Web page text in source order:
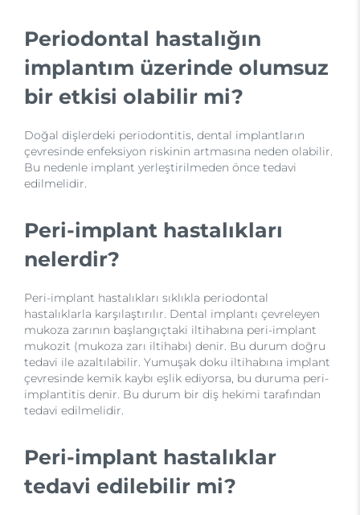
Periodontal hastalığın
implantım üzerinde olumsuz
bir etkisi olabilir mi?
Doğal dişlerdeki periodontitis, dental implantların
çevresinde enfeksiyon riskinin artmasına neden olabilir.
Bu nedenle implant yerleştirilmeden önce tedavi
edilmelidir.
Peri-implant hastalıkları
nelerdir?
Peri-implant hastalıkları sıklıkla periodontal
hastalıklarla karşılaştırılır. Dental implantı çevreleyen
mukoza zarının başlangıçtaki iltihabına peri-implant
mukozit (mukoza zarı iltihabı) denir. Bu durum doğru
tedavi ile azaltılabilir. Yumuşak doku iltihabına implant
çevresinde kemik kaybı eşlik ediyorsa, bu duruma peri-
implantitis denir. Bu durum bir diş hekimi tarafından
tedavi edilmelidir.
Peri-implant hastalıklar
tedavi edilebilir mi?